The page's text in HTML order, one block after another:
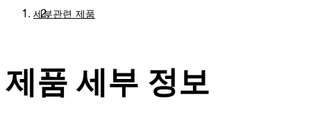
세부관련 제품
제품 세부 정보